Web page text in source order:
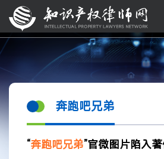
奔跑吧兄弟
“奔跑吧兄弟”官微图片陷入